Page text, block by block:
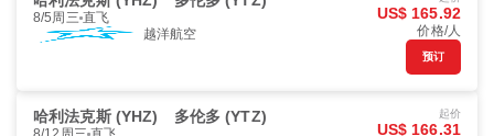
8/5周三 直飞
越洋航空
US$ 165.92
价格/人
预订
哈利法克斯 (YHZ) 多伦多 (YTZ) 起价
US$ 166.31